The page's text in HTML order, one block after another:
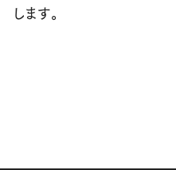
します。